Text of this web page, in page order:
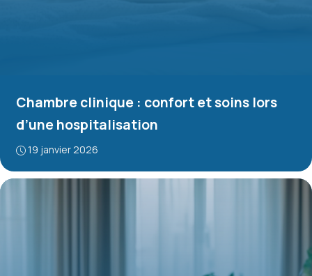
Chambre clinique : confort et soins lors
d’une hospitalisation
19 janvier 2026